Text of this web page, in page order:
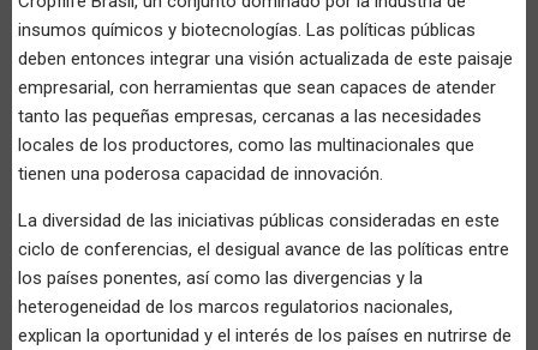
insumos químicos y biotecnologías. Las políticas públicas
deben entonces integrar una visión actualizada de este paisaje
empresarial, con herramientas que sean capaces de atender
tanto las pequeñas empresas, cercanas a las necesidades
locales de los productores, como las multinacionales que
tienen una poderosa capacidad de innovación.
La diversidad de las iniciativas públicas consideradas en este
ciclo de conferencias, el desigual avance de las políticas entre
los países ponentes, así como las divergencias y la
heterogeneidad de los marcos regulatorios nacionales,
explican la oportunidad y el interés de los países en nutrirse de